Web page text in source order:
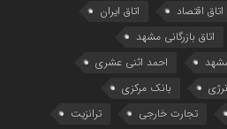
اتاق اقتصاد
اتاق ایران
اتاق بازرگانی مشهد
احمد اثنی عشری
بانک مرکزی
تجارت خارجی
ترانزیت